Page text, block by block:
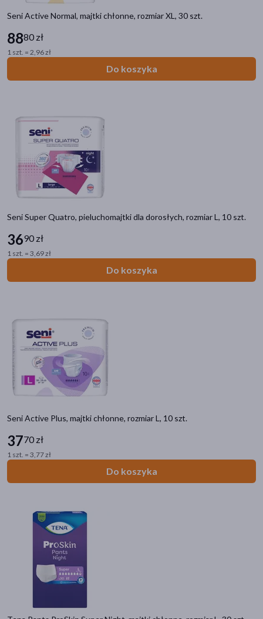
Seni Active Normal, majtki chłonne, rozmiar XL, 30 szt.
8880 zł
1 szt. = 2,96 zł
Do koszyka
Seni Super Quatro, pieluchomajtki dla dorosłych, rozmiar L, 10 szt.
3690 zł
1 szt. = 3,69 zł
Do koszyka
Seni Active Plus, majtki chłonne, rozmiar L, 10 szt.
3770 zł
1 szt. = 3,77 zł
Do koszyka